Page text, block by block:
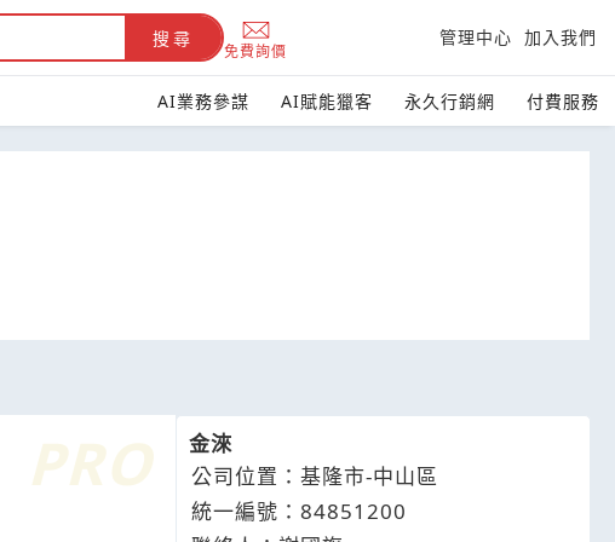
搜尋
免費詢價
管理中心 加入我們
AI業務參謀 AI賦能獵客 永久行銷網 付費服務
金淶
公司位置：基隆市-中山區
統一編號：84851200